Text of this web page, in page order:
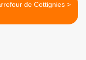
le carrefour de Cottignies >